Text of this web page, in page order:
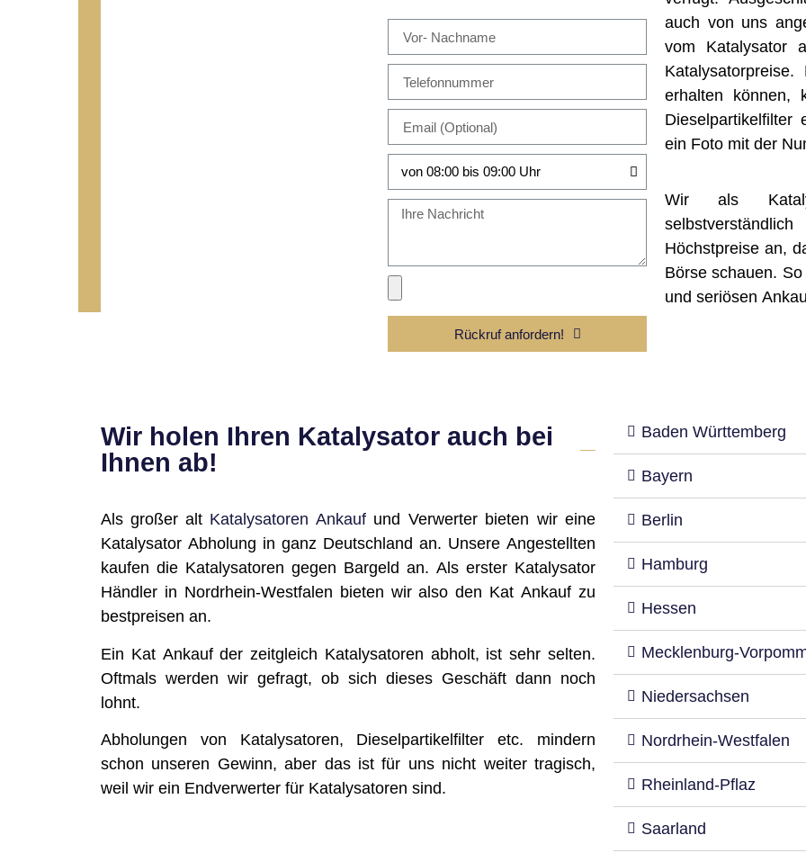
Rückruf anfordern!
auch von uns
vom Katalysator
erhalten können,
Dieselpartikelfilter
ein Foto mit der
Wir als
Höchstpreise an,
Börse schauen.
und seriösen
Wir holen Ihren Katalysator auch bei
Ihnen ab!
Als großer alt Katalysatoren Ankauf und Verwerter bieten wir eine
Katalysator Abholung in ganz Deutschland an. Unsere Angestellten
kaufen die Katalysatoren gegen Bargeld an. Als erster Katalysator
Händler in Nordrhein-Westfalen bieten wir also den Kat Ankauf zu
bestpreisen an.
Ein Kat Ankauf der zeitgleich Katalysatoren abholt, ist sehr selten.
Oftmals werden wir gefragt, ob sich dieses Geschäft dann noch
lohnt.
Abholungen von Katalysatoren, Dieselpartikelfilter etc. mindern
schon unseren Gewinn, aber das ist für uns nicht weiter tragisch,
weil wir ein Endverwerter für Katalysatoren sind.
Baden Württemberg
Bayern
Berlin
Hamburg
Hessen
Mecklenburg-
Niedersachsen
Nordrhein-Westfalen
Rheinland-Pflaz
Saarland